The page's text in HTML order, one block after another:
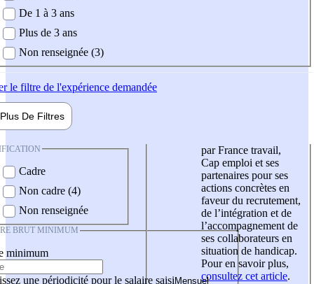
De 1 à 3 ans
Plus de 3 ans
Non renseignée (3)
le filtre de l'expérience demandée
Plus De Filtres
Cadre
Non cadre (4)
Non renseignée
BRUT MINIMUM
minimum
une périodicité pour le salaire saisi
par France travail,
Cap emploi et ses
partenaires pour ses
actions concrètes en
faveur du recrutement,
de l’intégration et de
l’accompagnement de
ses collaborateurs en
situation de handicap.
Pour en savoir plus,
consultez cet article.